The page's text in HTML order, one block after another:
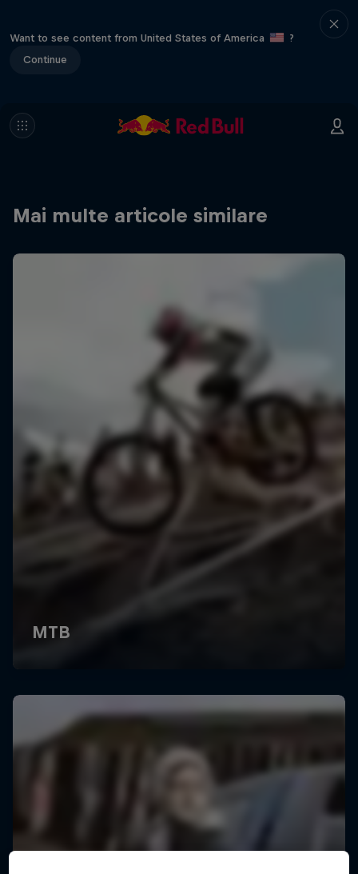
Want to see content from United States of America
?
Continue
Mai multe articole similare